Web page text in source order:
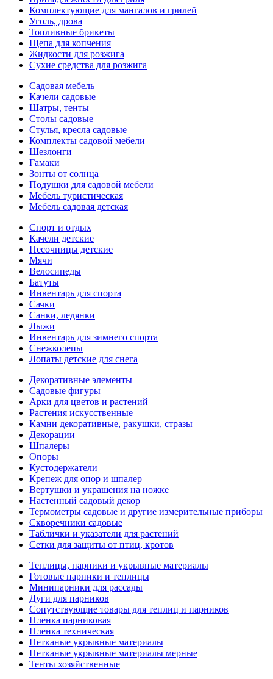
Комплектующие для мангалов и грилей
Уголь, дрова
Топливные брикеты
Щепа для копчения
Жидкости для розжига
Сухие средства для розжига
Садовая мебель
Качели садовые
Шатры, тенты
Столы садовые
Стулья, кресла садовые
Комплекты садовой мебели
Шезлонги
Гамаки
Зонты от солнца
Подушки для садовой мебели
Мебель туристическая
Мебель садовая детская
Спорт и отдых
Качели детские
Песочницы детские
Мячи
Велосипеды
Батуты
Инвентарь для спорта
Сачки
Санки, ледянки
Лыжи
Инвентарь для зимнего спорта
Снежколепы
Лопаты детские для снега
Декоративные элементы
Садовые фигуры
Арки для цветов и растений
Растения искусственные
Камни декоративные, ракушки, стразы
Декорации
Шпалеры
Опоры
Кустодержатели
Крепеж для опор и шпалер
Вертушки и украшения на ножке
Настенный садовый декор
Термометры садовые и другие измерительные приборы
Скворечники садовые
Таблички и указатели для растений
Сетки для защиты от птиц, кротов
Теплицы, парники и укрывные материалы
Готовые парники и теплицы
Минипарники для рассады
Дуги для парников
Сопутствующие товары для теплиц и парников
Пленка парниковая
Пленка техническая
Нетканые укрывные материалы
Нетканые укрывные материалы мерные
Тенты хозяйственные